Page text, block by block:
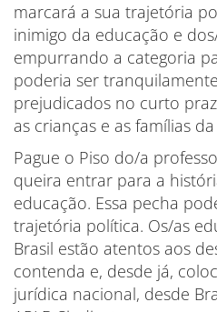
marcará a sua trajetória
inimigo da educação e
empurrando a categoria
poderia ser
prejudicados no curto
as crianças e as famílias
Pague o Piso do/a
queira entrar para a
educação. Essa pecha
trajetória política. Os/as
Brasil estão atentos aos
contenda e, desde já,
jurídica nacional, desde